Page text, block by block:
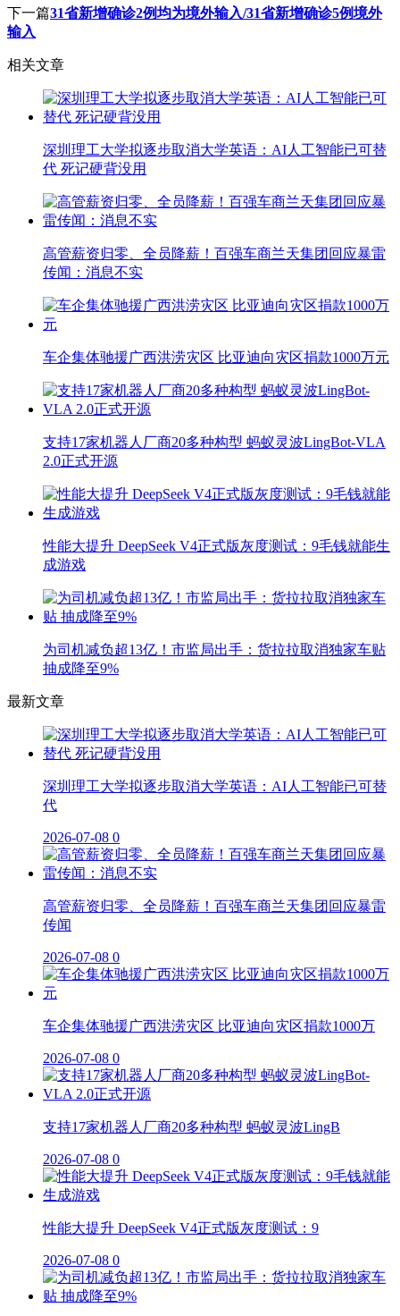
下一篇31省新增确诊2例均为境外输入/31省新增确诊5例境外
输入
相关文章
深圳理工大学拟逐步取消大学英语：AI人工智能已可替
代 死记硬背没用
高管薪资归零、全员降薪！百强车商兰天集团回应暴雷
传闻：消息不实
车企集体驰援广西洪涝灾区 比亚迪向灾区捐款1000万元
支持17家机器人厂商20多种构型 蚂蚁灵波LingBot-VLA
2.0正式开源
性能大提升 DeepSeek V4正式版灰度测试：9毛钱就能生
成游戏
为司机减负超13亿！市监局出手：货拉拉取消独家车贴
抽成降至9%
最新文章
深圳理工大学拟逐步取消大学英语：AI人工智能已可替
代
2026-07-08 0
高管薪资归零、全员降薪！百强车商兰天集团回应暴雷
传闻
2026-07-08 0
车企集体驰援广西洪涝灾区 比亚迪向灾区捐款1000万
2026-07-08 0
支持17家机器人厂商20多种构型 蚂蚁灵波LingB
2026-07-08 0
性能大提升 DeepSeek V4正式版灰度测试：9
2026-07-08 0